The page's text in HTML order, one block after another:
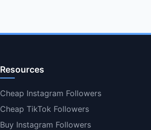
Resources
Cheap Instagram Followers
Cheap TikTok Followers
Buy Instagram Followers